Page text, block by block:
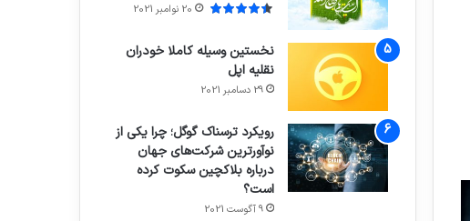
20 نوامبر 2021
نخستین وسیله کاملا خودران
نقلیه اپل
29 دسامبر 2021
رویکرد ترسناک گوگل؛ چرا یکی از
نوآورترین شرکت‌های جهان
درباره بلاکچین سکوت کرده
است؟
9 آگوست 2021